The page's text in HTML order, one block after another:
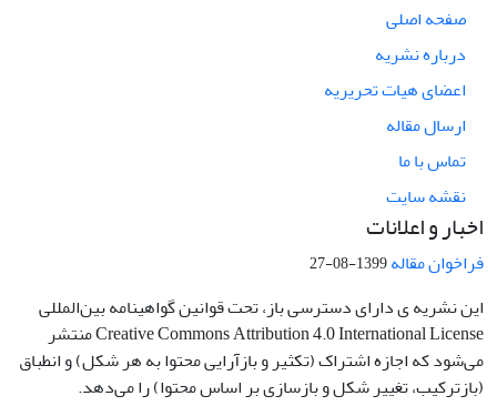
صفحه اصلی
درباره نشریه
اعضای هیات تحریریه
ارسال مقاله
تماس با ما
نقشه سایت
اخبار و اعلانات
فراخوان مقاله1399-08-27
این نشریه ی دارای دسترسی باز، تحت قوانین گواهینامه بین‌المللی
Creative Commons Attribution 4.0 International License منتشر
می‌شود که اجازه اشتراک (تکثیر و بازآرایی محتوا به هر شکل) و انطباق
(بازترکیب، تغییر شکل و بازسازی بر اساس محتوا) را می‌دهد.